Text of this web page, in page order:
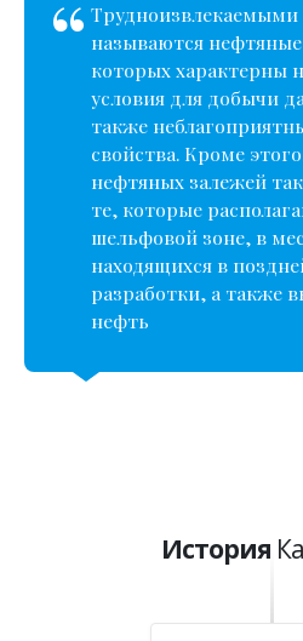
называются
которых характерны
условия для добычи
также
свойства. Кроме
нефтяных залежей
те, которые
шельфовой зоне, в
находящихся в
разработки, а также
нефть
История